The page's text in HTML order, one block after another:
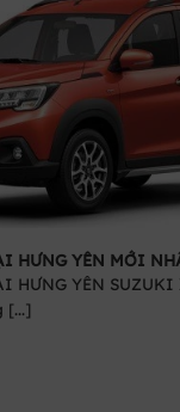
HƯNG YÊN MỚI
HƯNG YÊN SUZUKI
[...]